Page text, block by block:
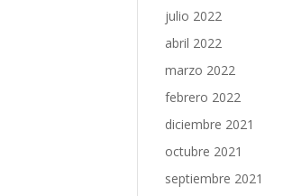
julio 2022
abril 2022
marzo 2022
febrero 2022
diciembre 2021
octubre 2021
septiembre 2021